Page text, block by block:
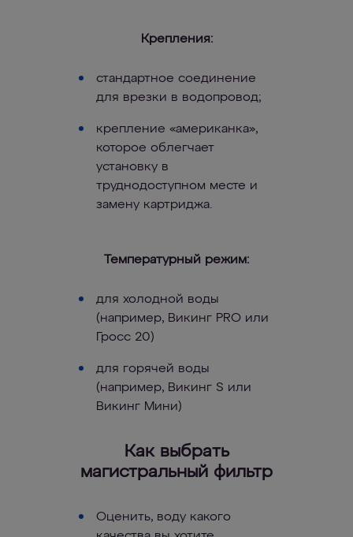
Крепления:
стандартное соединение
для врезки в водопровод;
крепление «американка»,
которое облегчает
установку в
труднодоступном месте и
замену картриджа.
Температурный режим:
для холодной воды
(например, Викинг PRO или
Гросс 20)
для горячей воды
(например, Викинг S или
Викинг Мини)
Как выбрать
магистральный фильтр
Оценить, воду какого